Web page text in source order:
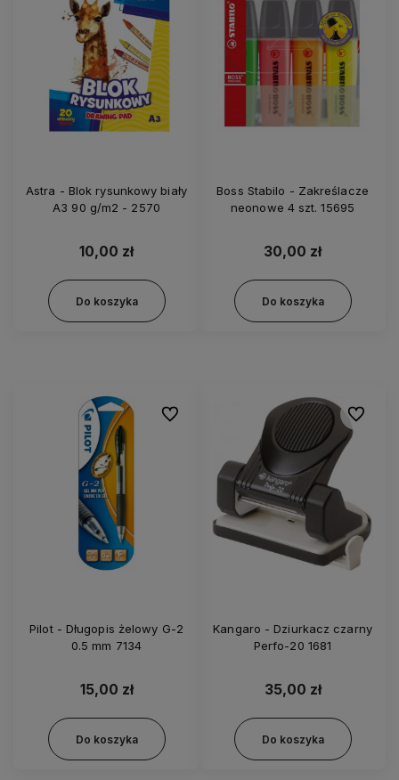
Astra - Blok rysunkowy biały
A3 90 g/m2 - 2570
10,00 zł
Do koszyka
Boss Stabilo - Zakreślacze
neonowe 4 szt. 15695
30,00 zł
Do koszyka
Pilot - Długopis żelowy G-2
0.5 mm 7134
15,00 zł
Do koszyka
Do ulubionych
Kangaro - Dziurkacz czarny
Perfo-20 1681
35,00 zł
Do koszyka
Do